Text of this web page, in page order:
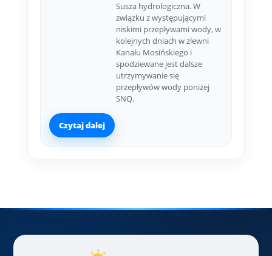
Susza hydrologiczna. W
związku z występującymi
niskimi przepływami wody, w
kolejnych dniach w zlewni
Kanału Mosińskiego i
spodziewane jest dalsze
utrzymywanie się
przepływów wody poniżej
SNQ.
Czytaj dalej